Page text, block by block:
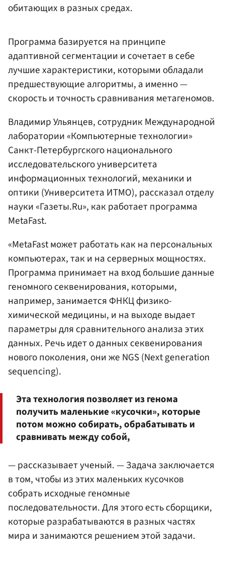
обитающих в разных средах.
Программа базируется на принципе
адаптивной сегментации и сочетает в себе
лучшие характеристики, которыми обладали
предшествующие алгоритмы, а именно —
скорость и точность сравнивания метагеномов.
Владимир Ульянцев, сотрудник Международной
лаборатории «Компьютерные технологии»
Санкт-Петербургского национального
исследовательского университета
информационных технологий, механики и
оптики (Университета ИТМО), рассказал отделу
науки «Газеты.Ru», как работает программа
MetaFast.
«MetaFast может работать как на персональных
компьютерах, так и на серверных мощностях.
Программа принимает на вход большие данные
геномного секвенирования, которыми,
например, занимается ФНКЦ физико-
химической медицины, и на выходе выдает
параметры для сравнительного анализа этих
данных. Речь идет о данных секвенирования
нового поколения, они же NGS (Next generation
sequencing).
Эта технология позволяет из генома
получить маленькие «кусочки», которые
потом можно собирать, обрабатывать и
сравнивать между собой,
— рассказывает ученый. — Задача заключается
в том, чтобы из этих маленьких кусочков
собрать исходные геномные
последовательности. Для этого есть сборщики,
которые разрабатываются в разных частях
мира и занимаются решением этой задачи.